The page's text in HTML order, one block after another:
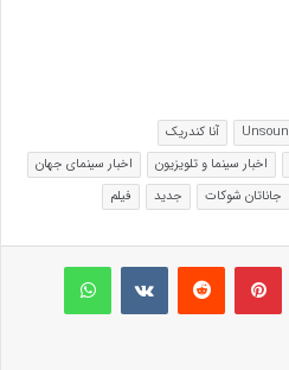
آنا کندریک
اخبار سینما و تلویزیون
اخبار سینمای جهان
جاناتان شوکات جدید فیلم
پینتریستReddit
VKontakteواتس آپ